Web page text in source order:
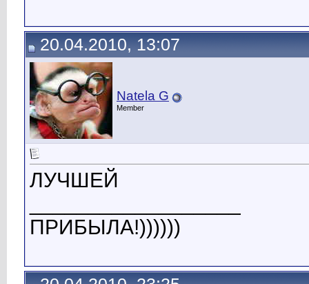
20.04.2010, 13:07
Natela G
Member
ЛУЧШЕЙ
ПРИБЫЛА!))))))